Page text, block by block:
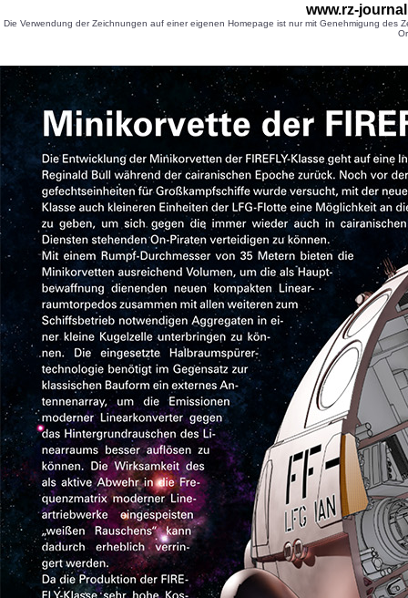
www.rz-
Die Verwendung der Zeichnungen auf einer eigenen Homepage ist nur mit Genehmigung